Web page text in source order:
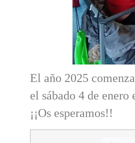
El año 2025
el sábado 4 de
¡¡Os esperamos!!